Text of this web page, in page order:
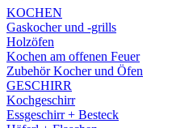
KOCHEN
Gaskocher und -grills
Holzöfen
Kochen am offenen Feuer
Zubehör Kocher und Öfen
GESCHIRR
Kochgeschirr
Essgeschirr + Besteck